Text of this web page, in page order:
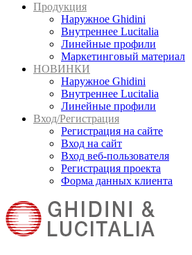
Продукция
Наружное Ghidini
Внутреннее Lucitalia
Линейные профили
Маркетинговый материал
НОВИНКИ
Наружное Ghidini
Внутреннее Lucitalia
Линейные профили
Вход/Регистрация
Регистрация на сайте
Вход на сайт
Вход веб-пользователя
Регистрация проекта
Форма данных клиента